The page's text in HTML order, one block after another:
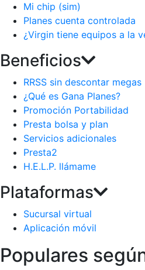
Mi chip (sim)
Planes cuenta controlada
¿Virgin tiene equipos a la
Beneficios
RRSS sin descontar megas
¿Qué es Gana Planes?
Promoción Portabilidad
Presta bolsa y plan
Servicios adicionales
Presta2
H.E.L.P. llámame
Plataformas
Sucursal virtual
Aplicación móvil
Populares